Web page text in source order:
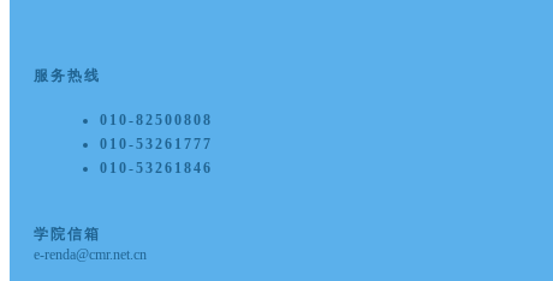
服务热线
010-82500808
010-53261777
010-53261846
学院信箱
e-renda@cmr.net.cn